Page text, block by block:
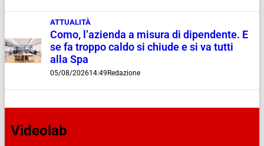
ATTUALITÀ
Como, l’azienda a misura di dipendente. E
se fa troppo caldo si chiude e si va tutti
alla Spa
05/08/202614:49 Redazione
Videolab